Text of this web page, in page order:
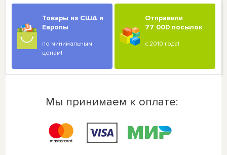
Товары из США и
Европы
по минимальным
ценам!
Отправили
77 000 посылок
с 2010 года!
Мы принимаем к оплате: